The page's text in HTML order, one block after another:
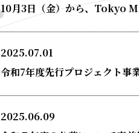
10月3日（金）から、Tokyo
2025.07.01
令和7年度先行プロジェクト事
2025.06.09